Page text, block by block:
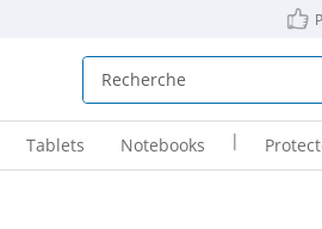
Tablets Notebooks |